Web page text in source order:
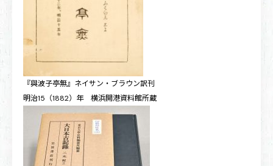
『與波子亭無』ネイサン・ブラウン訳刊
明治15（1882）年 横浜開港資料館所蔵